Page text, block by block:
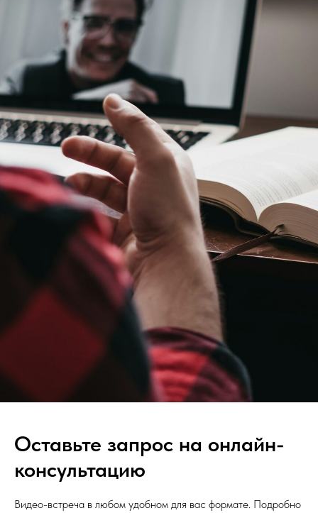
Оставьте запрос на онлайн-
консультацию
Видео-встреча в любом удобном для вас формате. Подробно